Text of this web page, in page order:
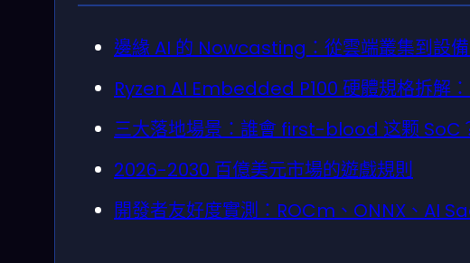
邊緣 AI 的 Nowcasting：從雲端叢集到設
Ryzen AI Embedded P100 硬體規格拆解
三大落地場景：誰會 first-blood 这颗 SoC
2026-2030 百億美元市場的遊戲規則
開發者友好度實測：ROCm、ONNX、AI